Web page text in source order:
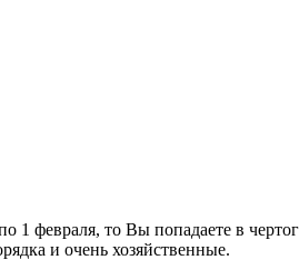
1 февраля, то Вы попадаете в
и очень хозяйственные.